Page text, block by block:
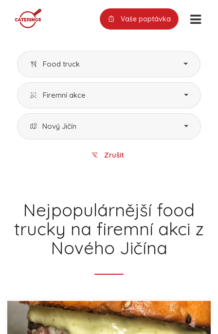
Vaše poptávka
Food truck
Firemní akce
Nový Jičín
Zrušit
Nejpopulárnější food
trucky na firemní akci z
Nového Jičína